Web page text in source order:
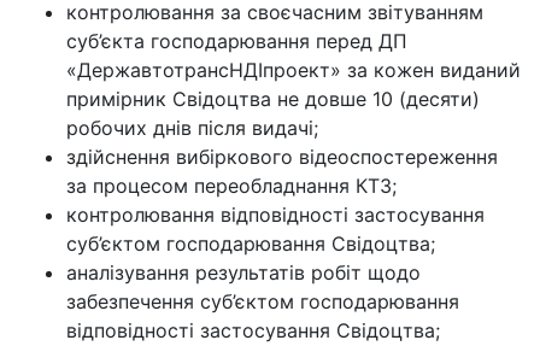
контролювання за своєчасним звітуванням
суб’єкта господарювання перед ДП
«ДержавтотрансНДІпроект» за кожен виданий
примірник Свідоцтва не довше 10 (десяти)
робочих днів після видачі;
здійснення вибіркового відеоспостереження
за процесом переобладнання КТЗ;
контролювання відповідності застосування
суб’єктом господарювання Свідоцтва;
аналізування результатів робіт щодо
забезпечення суб’єктом господарювання
відповідності застосування Свідоцтва;